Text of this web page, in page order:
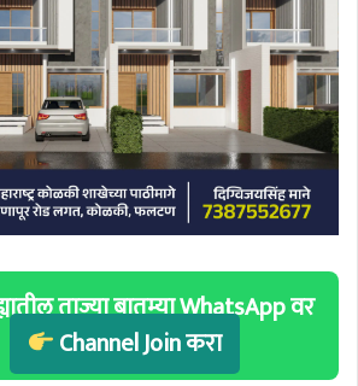
ताज्या बातम्या WhatsApp वर
Channel Join करा